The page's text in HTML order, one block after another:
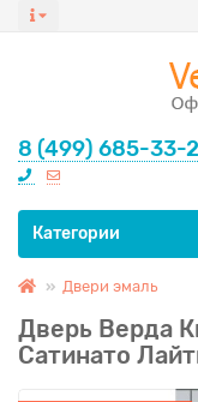
8 (499) 685-33-
Все категории
Категории
Двери эмаль
Дверь Верда
Сатинато